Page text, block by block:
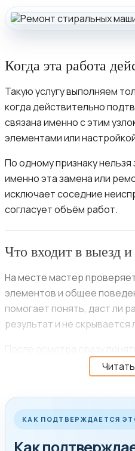
Когда эта работа
Такую услугу выполняем
когда действительно
связана именно с этим
элементами или
По одному признаку
именно эта замена или
исключает соседние
согласует объём работ.
Что входит в выезд
На месте мастер
элементов и общее
помогает понять, даст ли
результат и не скрывается
ремонт, можно ли решить
какой объём работ
вашем случае.
Уточняем модель, как
ли безопасно
КАК ПОДТВЕРЖДАЕТСЯ